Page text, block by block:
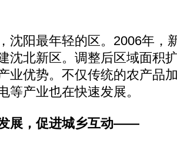
阳最年轻的区。2006年，
沈北新区。调整后区域面积
业优势。不仅传统的农产品
等产业也在快速发展。
展，促进城乡互动——